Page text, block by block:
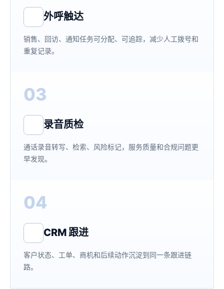
外呼触达
销售、回访、通知任务可分配、可追踪，减少人工拨号和
重复记录。
03
录音质检
通话录音转写、检索、风险标记，服务质量和合规问题更
早发现。
04
CRM 跟进
客户状态、工单、商机和后续动作沉淀到同一条跟进链
路。